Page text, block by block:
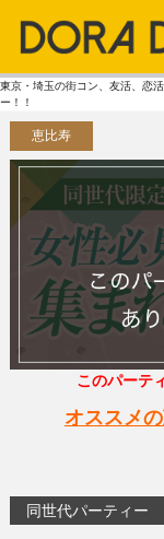
東京・埼玉の街コン、友活、恋
ー！！
恵比寿
このパーテ
オススメ
同世代パーティー